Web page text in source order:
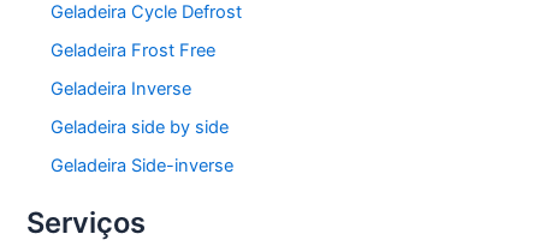
Geladeira Cycle Defrost
Geladeira Frost Free
Geladeira Inverse
Geladeira side by side
Geladeira Side-inverse
Serviços